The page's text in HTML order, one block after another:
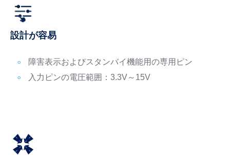
設計が容易
障害表示およびスタンバイ機能用の専用ピン
入力ピンの電圧範囲：3.3V～15V